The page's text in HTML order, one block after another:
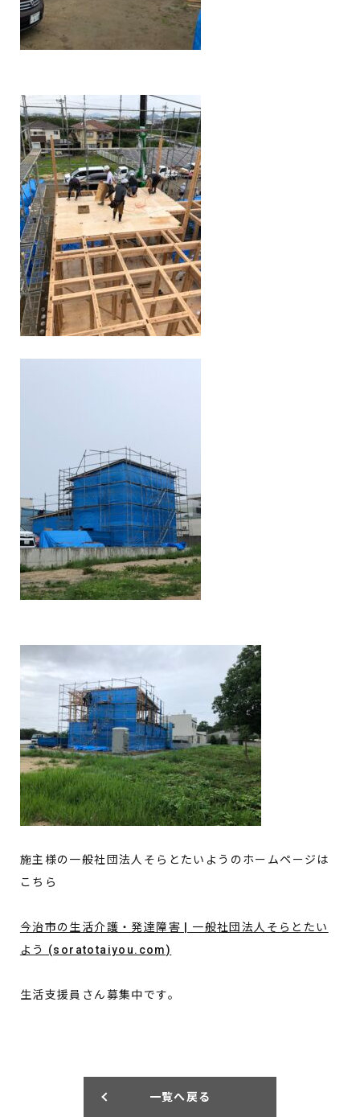
施主様の一般社団法人そらとたいようのホームページは
こちら
今治市の生活介護・発達障害 | 一般社団法人そらとたい
よう (soratotaiyou.com)
生活支援員さん募集中です。
一覧へ戻る